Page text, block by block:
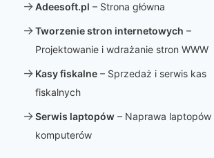
Adeesoft.pl – Strona główna
Tworzenie stron internetowych –
Projektowanie i wdrażanie stron WWW
Kasy fiskalne– Sprzedaż i serwis kas
fiskalnych
Serwis laptopów– Naprawa laptopów
komputerów